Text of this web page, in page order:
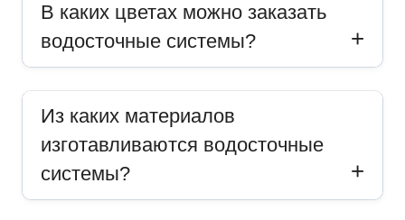
В каких цветах можно заказать
водосточные системы?
Из каких материалов
изготавливаются водосточные
системы?